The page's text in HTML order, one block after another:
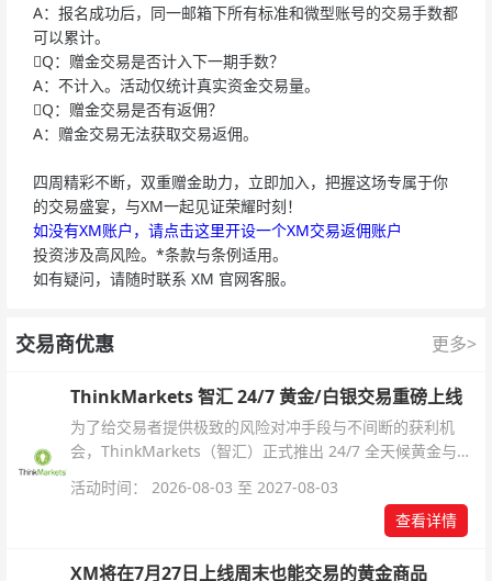
A：报名成功后，同一邮箱下所有标准和微型账号的交易手数都
可以累计。
Q：赠金交易是否计入下一期手数？
A：不计入。活动仅统计真实资金交易量。
Q：赠金交易是否有返佣？
A：赠金交易无法获取交易返佣。
四周精彩不断，双重赠金助力，立即加入，把握这场专属于你
的交易盛宴，与XM一起见证荣耀时刻！
如没有XM账户，请点击这里开设一个XM交易返佣账户
投资涉及高风险。*条款与条例适用。
如有疑问，请随时联系 XM 官网客服。
交易商优惠 更多>
ThinkMarkets 智汇 24/7 黄金/白银交易重磅上线
为了给交易者提供极致的风险对冲手段与不间断的获利机
会，ThinkMarkets（智汇）正式推出 24/7 全天候黄金与白
杆配置、支持软件及交易细则。
活动时间： 2026-08-03 至 2027-08-03
查看详情
XM将在7月27日上线周末也能交易的黄金商品